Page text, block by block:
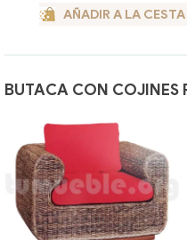
AÑADIR A LA CESTA